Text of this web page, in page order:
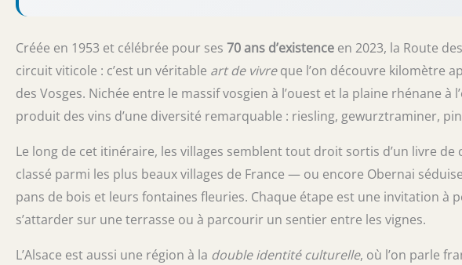
Créée en 1953 et célébrée pour ses 70 ans d’existence en 2023, la Route
circuit viticole : c’est un véritable art de vivreque l’on découvre kilomètre
des Vosges. Nichée entre le massif vosgien à l’ouest et la plaine rhénane à
produit des vins d’une diversité remarquable : riesling, gewurztraminer,
Le long de cet itinéraire, les villages semblent tout droit sortis d’un livre de
classé parmi les plus beaux villages de France — ou encore Obernai
pans de bois et leurs fontaines fleuries. Chaque étape est une invitation à
s’attarder sur une terrasse ou à parcourir un sentier entre les vignes.
L’Alsace est aussi une région à la double identité culturelle, où l’on parle